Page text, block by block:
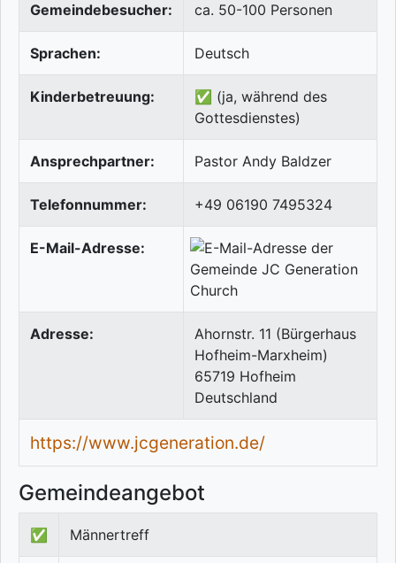
Gemeindebesucher: ca. 50-100 Personen
Sprachen: Deutsch
Kinderbetreuung:
✅ (ja, während des
Gottesdienstes)
Ansprechpartner: Pastor Andy Baldzer
Telefonnummer: +49 06190 7495324
E-Mail-Adresse:
Adresse:
Ahornstr. 11 (Bürgerhaus
Hofheim-Marxheim)
65719 Hofheim
Deutschland
https://www.jcgeneration.de/
Gemeindeangebot
✅ Männertreff